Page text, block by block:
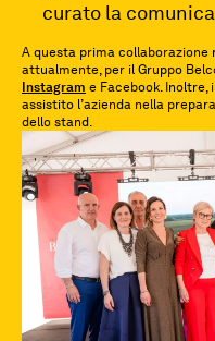
curato la
A questa prima
attualmente, per il Gruppo
Instagram e Facebook. Inoltre,
assistito l’azienda nella
dello stand.